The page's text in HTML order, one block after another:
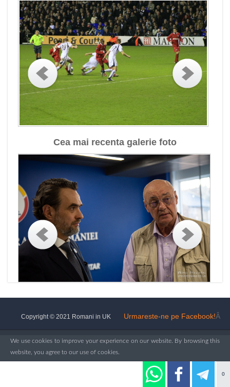
0
Cea mai recenta galerie foto
Urmareste-ne pe Facebook!Â
Copyright © 2021 Romani in UK
We use cookies to improve your experience on our website. By browsing this
website, you agree to our use of cookies.
More Info